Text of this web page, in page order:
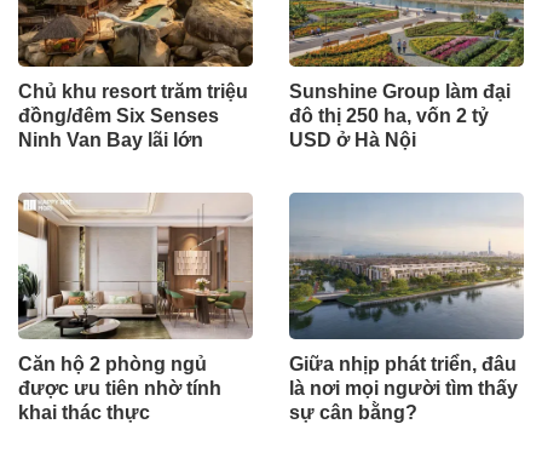
Chủ khu resort trăm triệu
đồng/đêm Six Senses
Ninh Van Bay lãi lớn
Sunshine Group làm đại
đô thị 250 ha, vốn 2 tỷ
USD ở Hà Nội
Căn hộ 2 phòng ngủ
được ưu tiên nhờ tính
khai thác thực
Giữa nhịp phát triển, đâu
là nơi mọi người tìm thấy
sự cân bằng?